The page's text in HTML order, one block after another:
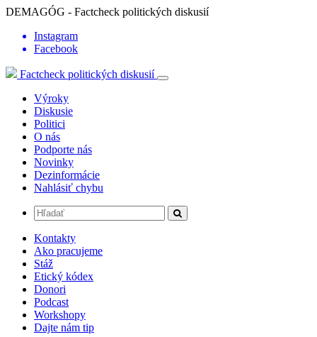
DEMAGÓG - Factcheck politických diskusií
Instagram
Facebook
Factcheck politických diskusií
Výroky
Diskusie
Politici
O nás
Podporte nás
Novinky
Dezinformácie
Nahlásiť chybu
Kontakty
Ako pracujeme
Stáž
Etický kódex
Donori
Podcast
Workshopy
Dajte nám tip